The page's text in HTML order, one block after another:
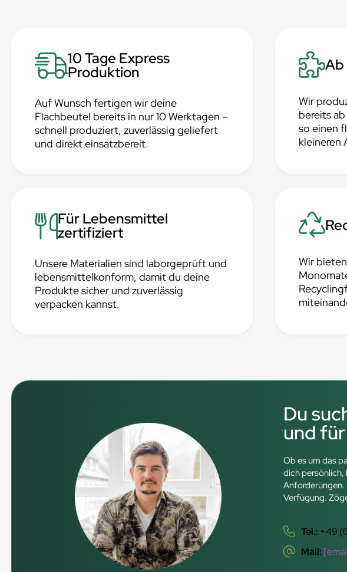
10 Tage Express
Produktion
Auf Wunsch fertigen wir deine
Flachbeutel bereits in nur 10 Werktagen –
schnell produziert, zuverlässig geliefert
und direkt einsatzbereit.
Ab
Wir
bereits
so einen
kleineren
Für Lebensmittel
zertifiziert
Unsere Materialien sind laborgeprüft und
lebensmittelkonform, damit du deine
Produkte sicher und zuverlässig
verpacken kannst.
Wir
Du
und
Ob es um das
dich persönlich,
Anforderungen.
Verfügung.
Tel.: +49
Mail: